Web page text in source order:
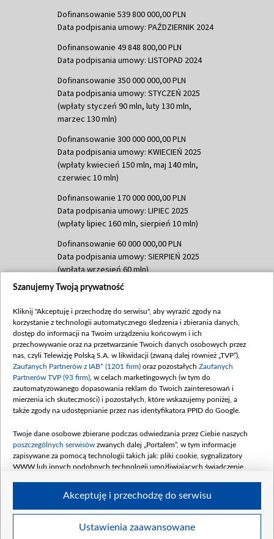
Dofinansowanie 539 800 000,00 PLN
Data podpisania umowy: PAŹDZIERNIK 2024
Dofinansowanie 49 848 800,00 PLN
Data podpisania umowy: LISTOPAD 2024
Dofinansowanie 350 000 000,00 PLN
Data podpisania umowy: STYCZEŃ 2025
(wpłaty styczeń 90 mln, luty 130 mln,
marzec 130 mln)
Dofinansowanie 300 000 000,00 PLN
Data podpisania umowy: KWIECIEŃ 2025
(wpłaty kwiecień 150 mln, maj 140 mln,
czerwiec 10 mln)
Dofinansowanie 170 000 000,00 PLN
Data podpisania umowy: LIPIEC 2025
(wpłaty lipiec 160 mln, sierpień 10 mln)
Dofinansowanie 60 000 000,00 PLN
Data podpisania umowy: SIERPIEŃ 2025
(wpłata wrzesień 60 mln)
Dofinansowanie 635 783 051,21 PLN
(wpłata wrzesień 100 mln, październik 350
mln, listopad 265 mln)
Dofinansowanie 48 862 000,00 PLN
Data podpisania umowy: GRUDZIEŃ 2025
(wpłata grudzień 60,548 mln)
Dofinansowanie 900 000 000,00 PLN
Data podpisania umowy: LUTY 2026 (wpłata
kwiecień 180 mln, 7 maja 180 mln, 8
czerwca 90 mln)
Dofinansowanie 250 000 000,00 PLN
4 sierpnia 250 mln
Szanujemy Twoją prywatność
Kliknij "Akceptuję i przechodzę do serwisu", aby wyrazić zgody na
korzystanie z technologii automatycznego śledzenia i zbierania danych,
dostęp do informacji na Twoim urządzeniu końcowym i ich
przechowywanie oraz na przetwarzanie Twoich danych osobowych przez
nas, czyli Telewizję Polską S.A. w likwidacji (zwaną dalej również „TVP”),
Zaufanych Partnerów z IAB* (1201 firm) oraz pozostałych Zaufanych
Partnerów TVP (93 firm) , w celach marketingowych (w tym do
zautomatyzowanego dopasowania reklam do Twoich zainteresowań i
mierzenia ich skuteczności) i pozostałych, które wskazujemy poniżej, a
także zgody na udostępnianie przez nas identyfikatora PPID do Google.
Twoje dane osobowe zbierane podczas odwiedzania przez Ciebie naszych
poszczególnych serwisów zwanych dalej „Portalem”, w tym informacje
zapisywane za pomocą technologii takich jak: pliki cookie, sygnalizatory
WWW lub innych podobnych technologii umożliwiających świadczenie
Twoje dane osobowe zbierane podczas odwiedzania przez Ciebie
Ustawienia zaawansowane
Akceptuję i przechodzę do serwisu